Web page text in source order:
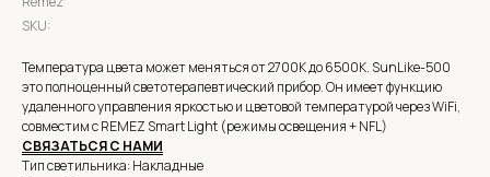
SKU:
Температура цвета может меняться от 2700К до 6500К. SunLike-500
это полноценный светотерапевтический прибор. Он имеет функцию
удаленного управления яркостью и цветовой температурой через WiFi,
совместим с REMEZ Smart Light (режимы освещения + NFL)
СВЯЗАТЬСЯ С НАМИ
Тип светильника: Накладные